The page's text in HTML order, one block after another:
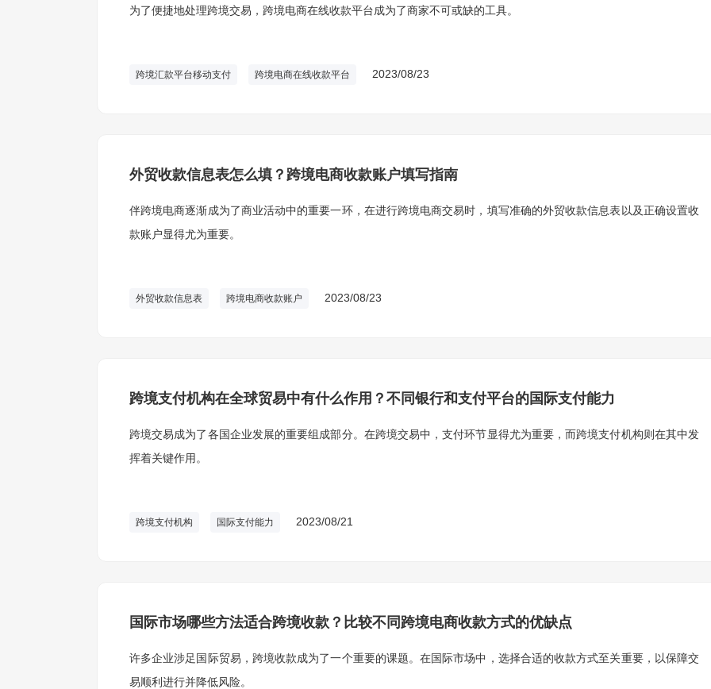
为了便捷地处理跨境交易，跨境电商在线收款平台成为了商家不可或缺的工具。
跨境汇款平台移动支付 跨境电商在线收款平台 2023/08/23
外贸收款信息表怎么填？跨境电商收款账户填写指南
伴跨境电商逐渐成为了商业活动中的重要一环，在进行跨境电商交易时，填写准确的外贸收款信息表以及正确设置收
款账户显得尤为重要。
外贸收款信息表 跨境电商收款账户 2023/08/23
跨境支付机构在全球贸易中有什么作用？不同银行和支付平台的国际支付能力
跨境交易成为了各国企业发展的重要组成部分。在跨境交易中，支付环节显得尤为重要，而跨境支付机构则在其中发
挥着关键作用。
跨境支付机构 国际支付能力 2023/08/21
国际市场哪些方法适合跨境收款？比较不同跨境电商收款方式的优缺点
许多企业涉足国际贸易，跨境收款成为了一个重要的课题。在国际市场中，选择合适的收款方式至关重要，以保障交
易顺利进行并降低风险。